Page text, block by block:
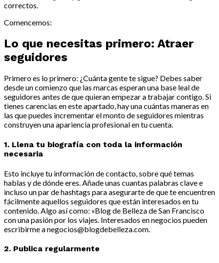
correctos.
Comencemos:
Lo que necesitas primero: Atraer
seguidores
Primero es lo primero: ¿Cuánta gente te sigue? Debes saber
desde un comienzo que las marcas esperan una base leal de
seguidores antes de que quieran empezar a trabajar contigo. Si
tienes carencias en este apartado, hay una cuántas maneras en
las que puedes incrementar el monto de seguidores mientras
construyen una apariencia profesional en tu cuenta.
1. Llena tu biografía con toda la información
necesaria
Esto incluye tu información de contacto, sobre qué temas
hablas y de dónde eres. Añade unas cuantas palabras clave e
incluso un par de hashtags para asegurarte de que te encuentren
fácilmente aquellos seguidores que están interesados en tu
contenido. Algo así como: «Blog de Belleza de San Francisco
con una pasión por los viajes. Interesados en negocios pueden
escribirme anegocios@blogdebelleza.com.
2. Publica regularmente